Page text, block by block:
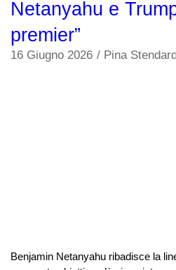
Netanyahu e
premier”
16 Giugno 2026 / Pina
Benjamin Netanyahu ribadisce la